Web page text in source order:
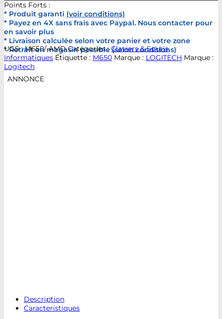
Points Forts :
* Produit garanti (voir conditions)
* Payez en 4X sans frais avec Paypal. Nous contacter pour
en savoir plus
* Livraison calculée selon votre panier et votre zone
* Retrait en magasin possible (selon conditions)
UGS :M650/ AMD Catégories :Claviers & Souris,
Informatiques Étiquette : M650 Marque : LOGITECH Marque :
Logitech
ANNONCE
Description
Caracteristiques